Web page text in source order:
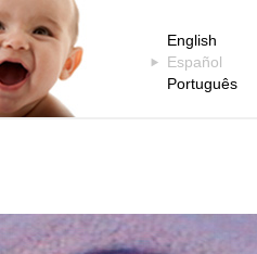
English
Español
Português